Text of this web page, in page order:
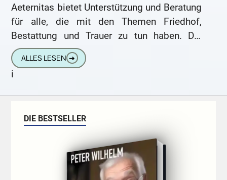
Aeternitas bietet Unterstützung und Beratung
für alle, die mit den Themen Friedhof,
Bestattung und Trauer zu tun haben. Die
Organisation spricht Privatpersonen ebenso
an, wie Profis aus
ALLES LESEN ➔
i
DIE BESTSELLER